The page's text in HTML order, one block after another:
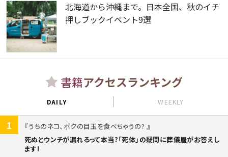
北海道から沖縄まで。日本全国、秋のイチ
押しブックイベント9選
書籍アクセスランキング
DAILY WEEKLY
1
うちのネコ、ボクの目玉を食べちゃうの?
死ぬとウンチが漏れるって本当?「死体」の疑問に葬儀屋がお答えし
ます!